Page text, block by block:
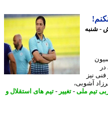
آشوبی،
ملی -تغییر-تیم های استقلال و